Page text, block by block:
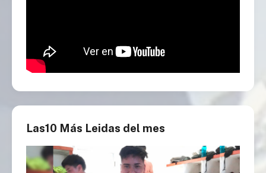
Las10 Más Leidas del mes